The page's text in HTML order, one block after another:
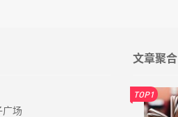
广场
文章聚合
TOP1